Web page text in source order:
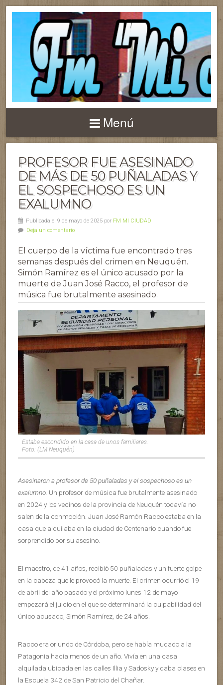
Menú
PROFESOR FUE ASESINADO
DE MÁS DE 50 PUÑALADAS Y
EL SOSPECHOSO ES UN
EXALUMNO
Publicada el 9 de mayo de 2025 por FM MI CIUDAD
Deja un comentario
El cuerpo de la víctima fue encontrado tres
semanas después del crimen en Neuquén.
Simón Ramírez es el único acusado por la
muerte de Juan José Racco, el profesor de
música fue brutalmente asesinado.
Estaba escondido en la casa de unos familiares.
Foto: (LM Neuquén)
Asesinaron a profesor de 50 puñaladas y el sospechoso es un
exalumno. Un profesor de música fue brutalmente asesinado
en 2024 y los vecinos de la provincia de Neuquén todavía no
salen de la conmoción. Juan José Ramón Racco estaba en la
casa que alquilaba en la ciudad de Centenario cuando fue
sorprendido por su asesino.
El maestro, de 41 años, recibió 50 puñaladas y un fuerte golpe
en la cabeza que le provocó la muerte. El crimen ocurrió el 19
de abril del año pasado y el próximo lunes 12 de mayo
empezará el juicio en el que se determinará la culpabilidad del
único acusado, Simón Ramírez, de 24 años.
Racco era oriundo de Córdoba, pero se había mudado a la
Patagonia hacía menos de un año. Vivía en una casa
alquilada ubicada en las calles Illia y Sadosky y daba clases en
la Escuela 342 de San Patricio del Chañar.